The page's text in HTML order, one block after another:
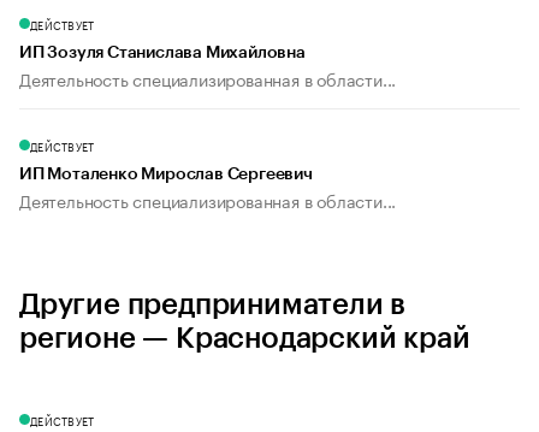
ДЕЙСТВУЕТ
ИП Зозуля Станислава Михайловна
Деятельность специализированная в области...
ДЕЙСТВУЕТ
ИП Моталенко Мирослав Сергеевич
Деятельность специализированная в области...
Другие предприниматели в
регионе — Краснодарский край
ДЕЙСТВУЕТ